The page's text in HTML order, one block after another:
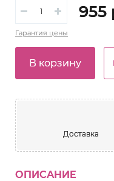
Гарантия цены
955
В корзину
Доставка
ОПИСАНИЕ